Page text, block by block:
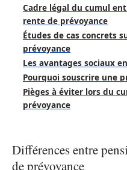
Cadre légal du cumul
rente de prévoyance
Études de cas concrets
prévoyance
Les avantages sociaux
Pourquoi souscrire une
Pièges à éviter lors du
prévoyance
Différences entre
de prévoyance